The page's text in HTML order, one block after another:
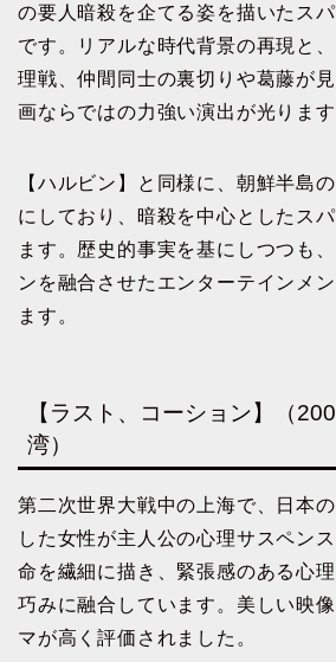
の要人暗殺を企てる姿を描いたス
です。リアルな時代背景の再現と
理戦、仲間同士の裏切りや葛藤が
画ならではの力強い演出が光ります
【ハルビン】と同様に、朝鮮半島
にしており、暗殺を中心としたス
ます。歴史的事実を基にしつつも
ンを融合させたエンターテインメ
ます。
【ラスト、コーション】（
湾）
第二次世界大戦中の上海で、日本
した女性が主人公の心理サスペン
命を繊細に描き、緊張感のある心
巧みに融合しています。美しい映
マが高く評価されました。